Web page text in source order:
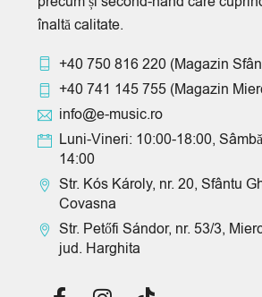
înaltă calitate.
+40 750 816 220 (Magazin
+40 741 145 755 (Magazin
info@e-music.ro
Luni-Vineri: 10:00-18:00,
14:00
Str. Kós Károly, nr. 20, Sfântu
Covasna
Str. Petőfi Sándor, nr. 53/3,
jud. Harghita